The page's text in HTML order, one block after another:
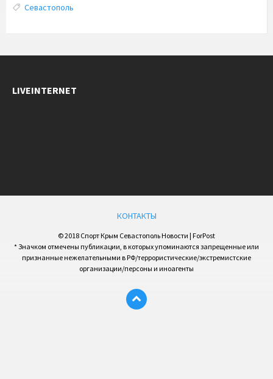
Tags:
Севастополь
LIVEINTERNET
КОНТАКТЫ
© 2018 Спорт Крым Севастополь Новости | ForPost
* Значком отмечены публикации, в которых упоминаются запрещенные или
признанные нежелательными в РФ/террористические/экстремистские
организации/персоны и иноагенты